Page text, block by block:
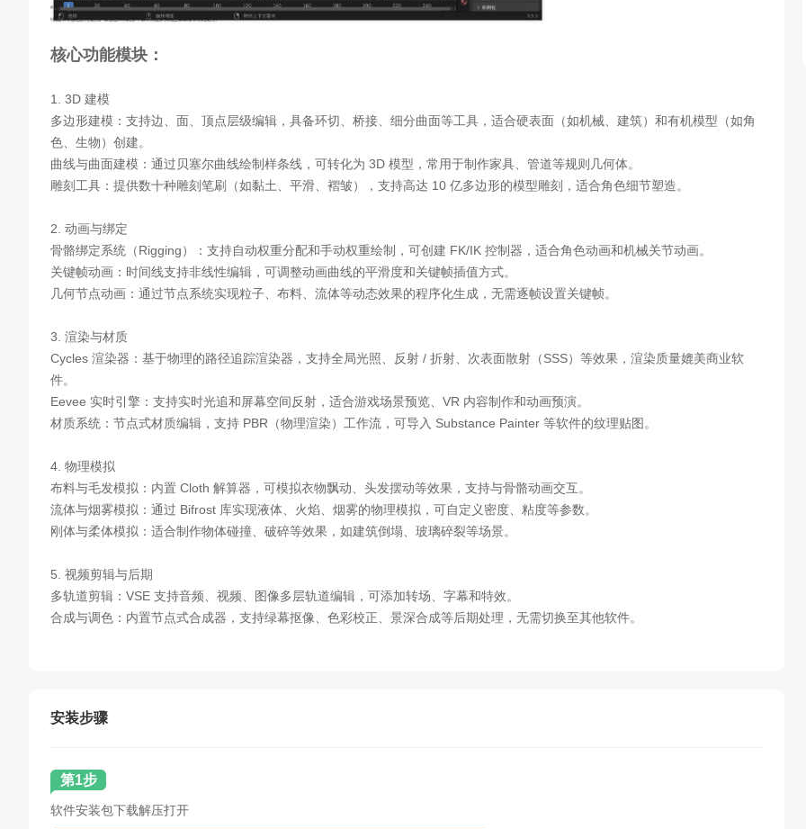
核心功能模块：
1. 3D 建模
多边形建模：支持边、面、顶点层级编辑，具备环切、桥接、细分曲面等工具，适合硬表面（如机械、建筑）和有机模型（如角
色、生物）创建。
曲线与曲面建模：通过贝塞尔曲线绘制样条线，可转化为 3D 模型，常用于制作家具、管道等规则几何体。
雕刻工具：提供数十种雕刻笔刷（如黏土、平滑、褶皱），支持高达 10 亿多边形的模型雕刻，适合角色细节塑造。
2. 动画与绑定
骨骼绑定系统（Rigging）：支持自动权重分配和手动权重绘制，可创建 FK/IK 控制器，适合角色动画和机械关节动画。
关键帧动画：时间线支持非线性编辑，可调整动画曲线的平滑度和关键帧插值方式。
几何节点动画：通过节点系统实现粒子、布料、流体等动态效果的程序化生成，无需逐帧设置关键帧。
3. 渲染与材质
Cycles 渲染器：基于物理的路径追踪渲染器，支持全局光照、反射 / 折射、次表面散射（SSS）等效果，渲染质量媲美商业软
件。
Eevee 实时引擎：支持实时光追和屏幕空间反射，适合游戏场景预览、VR 内容制作和动画预演。
材质系统：节点式材质编辑，支持 PBR（物理渲染）工作流，可导入 Substance Painter 等软件的纹理贴图。
4. 物理模拟
布料与毛发模拟：内置 Cloth 解算器，可模拟衣物飘动、头发摆动等效果，支持与骨骼动画交互。
流体与烟雾模拟：通过 Bifrost 库实现液体、火焰、烟雾的物理模拟，可自定义密度、粘度等参数。
刚体与柔体模拟：适合制作物体碰撞、破碎等效果，如建筑倒塌、玻璃碎裂等场景。
5. 视频剪辑与后期
多轨道剪辑：VSE 支持音频、视频、图像多层轨道编辑，可添加转场、字幕和特效。
合成与调色：内置节点式合成器，支持绿幕抠像、色彩校正、景深合成等后期处理，无需切换至其他软件。
安装步骤
第1步
软件安装包下载解压打开